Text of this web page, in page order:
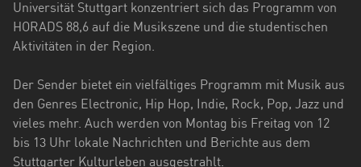
Nordrhein-
Westfalen
Rheinland-
Pfalz
Saarland
Sachsen
Universität Stuttgart konzentriert sich das Programm von
HORADS 88,6 auf die Musikszene und die studentischen
Aktivitäten in der Region.
Der Sender bietet ein vielfältiges Programm mit Musik aus
den Genres Electronic, Hip Hop, Indie, Rock, Pop, Jazz und
vieles mehr. Auch werden von Montag bis Freitag von 12
bis 13 Uhr lokale Nachrichten und Berichte aus dem
Stuttgarter Kulturleben ausgestrahlt.